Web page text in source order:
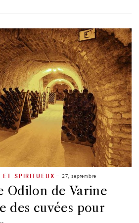
ET SPIRITUEUX 27, septembre
Odilon de Varine
des cuvées pour